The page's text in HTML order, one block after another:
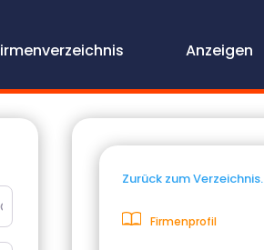
Anzeigen
Adresse
Zurück zum Verzeichnis.
Firmenprofil